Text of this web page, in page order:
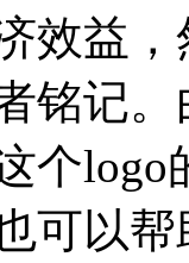
效益
铭记
个
可以